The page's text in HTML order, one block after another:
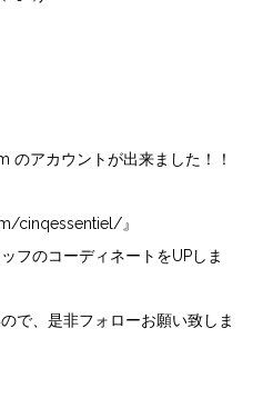
のアカウントが出来ました！！
cinqessentiel/』
フのコーディネートをUPしま
で、是非フォローお願い致しま